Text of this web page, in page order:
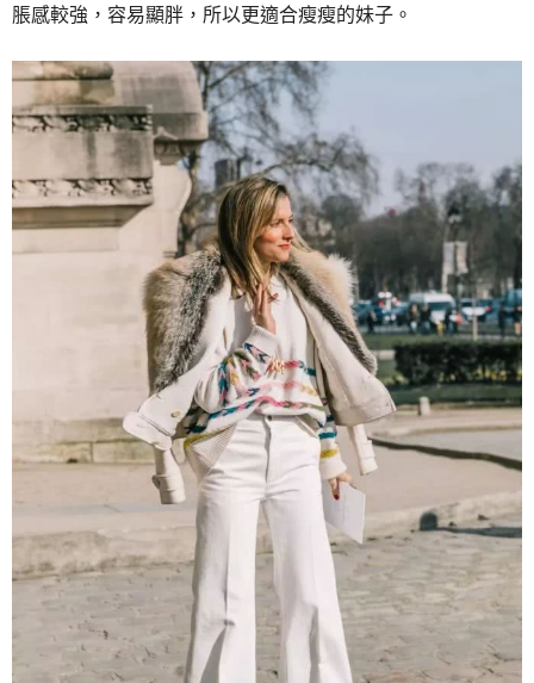
脹感較強，容易顯胖，所以更適合瘦瘦的妹子。